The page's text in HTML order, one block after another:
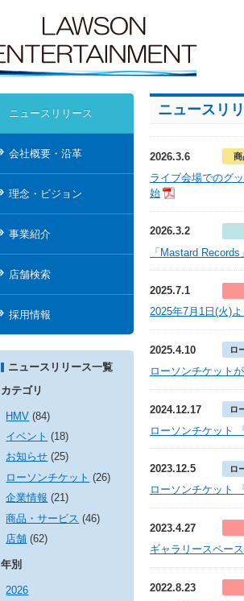
ニュースリリース
会社概要・沿革
理念・ビジョン
事業紹介
店舗検索
採用情報
ニュースリリース一覧
カテゴリ
HMV (84)
イベント (18)
お知らせ (25)
ローソンチケット (26)
企業情報 (21)
商品・サービス (46)
店舗 (62)
年別
2026
ニュースリ
2026.3.6 商
ライブ会場でのグ
始
2026.3.2
「Mastard
2025.7.1
2025年7月1日(火)
2025.4.10 ロ
ローソンチケット
2024.12.17 ロ
ローソンチケット
2023.12.5 ロ
ローソンチケット
2023.4.27
ギャラリースペー
2022.8.23